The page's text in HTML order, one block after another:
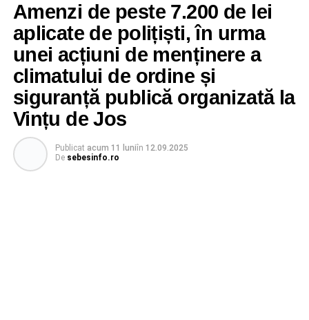
Amenzi de peste 7.200 de lei
aplicate de polițiști, în urma
unei acțiuni de menținere a
climatului de ordine și
siguranță publică organizată la
Vințu de Jos
Publicat acum 11 luniîn 12.09.2025
De sebesinfo.ro